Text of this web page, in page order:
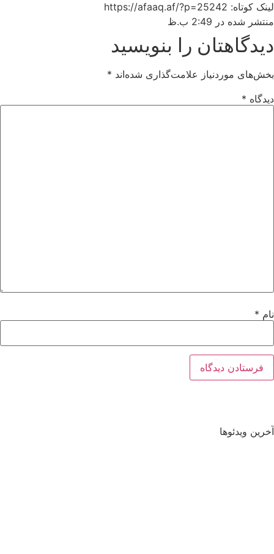
لینک کوتاه: https://afaaq.af/?p=25242
منتشر شده در 2:49 ب.ظ
دیدگاهتان را بنویسید
بخش‌های موردنیاز علامت‌گذاری شده‌اند *
دیدگاه *
نام *
آخرین ویدئوها